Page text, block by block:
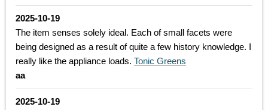
2025-10-19
The item senses solely ideal. Each of small facets were
being designed as a result of quite a few history knowledge. I
really like the appliance loads. Tonic Greens
aa
2025-10-19